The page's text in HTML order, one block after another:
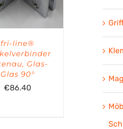
fri-line®
Glas-
Glas 90°
€86.40